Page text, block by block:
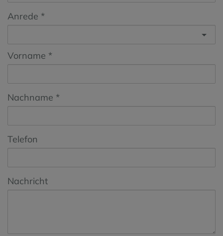
Anrede
Vorname
Nachname
Telefon
Nachricht